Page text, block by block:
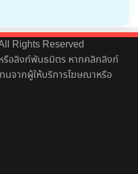
Rights Reserved
รือลิงก์พันธมิตร หากคลิกลิงก์
นจากผู้ให้บริการโฆษณาหรือ